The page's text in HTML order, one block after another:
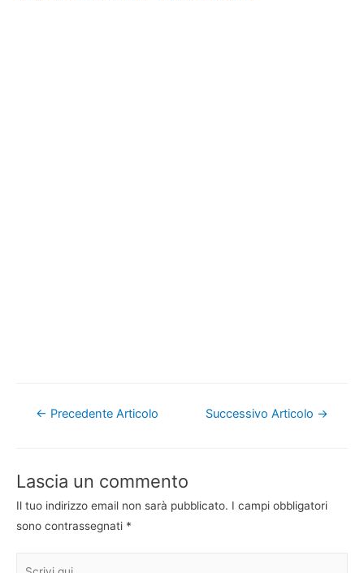
Navigazione
← Precedente Articolo Successivo Articolo →
Lascia un commento
Il tuo indirizzo email non sarà pubblicato. I campi obbligatori
sono contrassegnati *